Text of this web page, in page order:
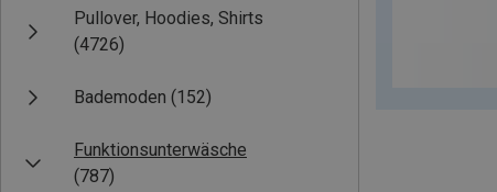
Pullover, Hoodies, Shirts
(4726)
Bademoden (152)
Funktionsunterwäsche
(787)